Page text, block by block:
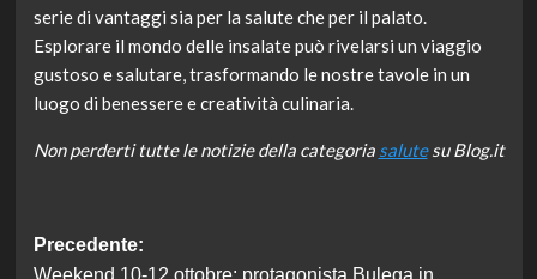
serie di vantaggi sia per la salute che per il palato.
Esplorare il mondo delle insalate può rivelarsi un viaggio
gustoso e salutare, trasformando le nostre tavole in un
luogo di benessere e creatività culinaria.
Non perderti tutte le notizie della categoria salutesu Blog.it
Navigazione
Precedente:
Weekend 10-12 ottobre: protagonista Bulega in